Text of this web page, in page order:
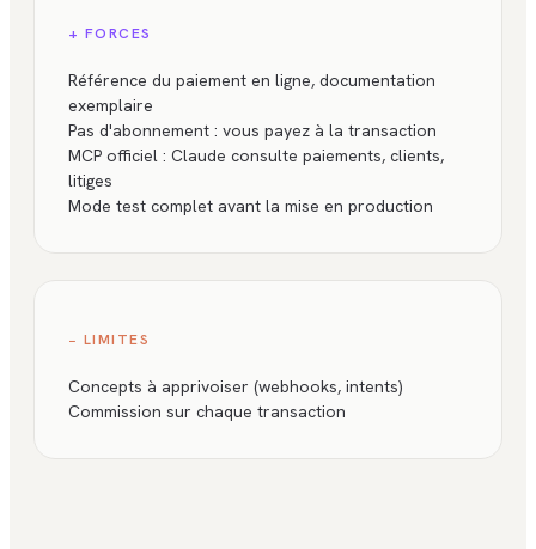
+ FORCES
Référence du paiement en ligne, documentation
exemplaire
Pas d'abonnement : vous payez à la transaction
MCP officiel : Claude consulte paiements, clients,
litiges
Mode test complet avant la mise en production
− LIMITES
Concepts à apprivoiser (webhooks, intents)
Commission sur chaque transaction